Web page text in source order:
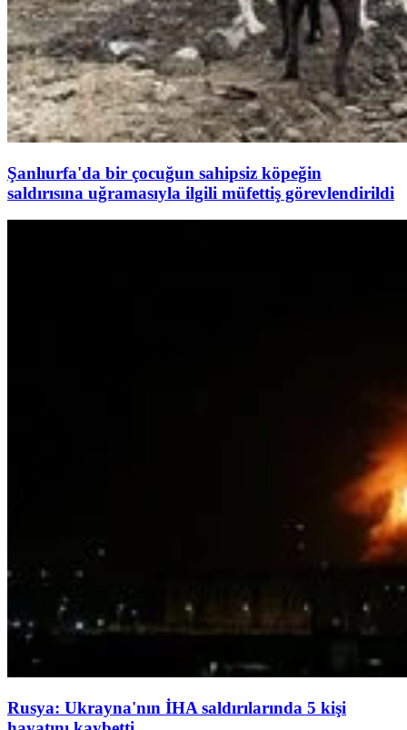
Şanlıurfa'da bir çocuğun sahipsiz köpeğin
saldırısına uğramasıyla ilgili müfettiş görevlendirildi
Rusya: Ukrayna'nın İHA saldırılarında 5 kişi